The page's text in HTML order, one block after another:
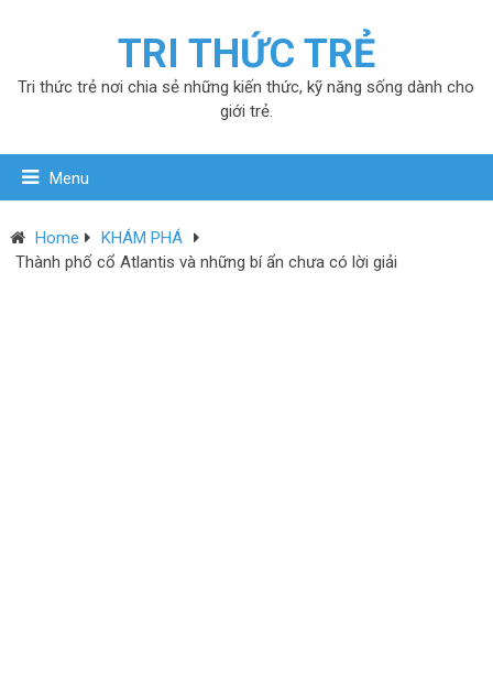
TRI THỨC TRẺ
Tri thức trẻ nơi chia sẻ những kiến thức, kỹ năng sống dành cho
giới trẻ.
Menu
Home
KHÁM PHÁ
Thành phố cổ Atlantis và những bí ẩn chưa có lời giải